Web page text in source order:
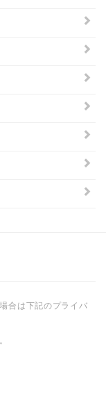
合は下記のプライバ